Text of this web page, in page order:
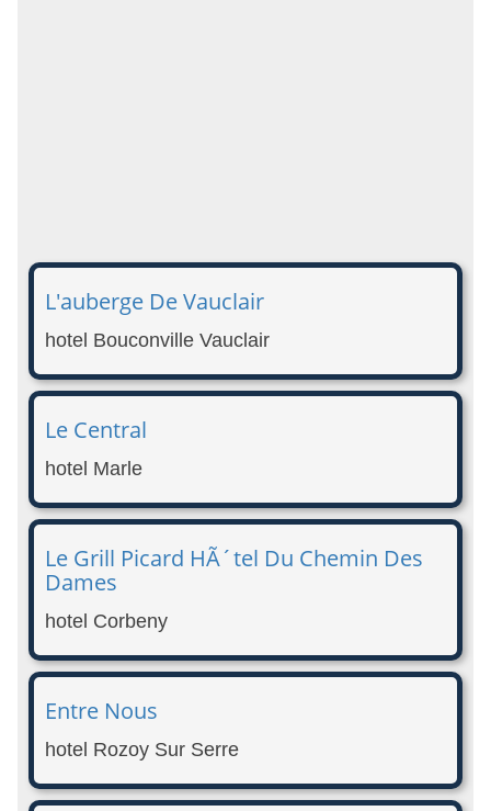
L'auberge De Vauclair
hotel Bouconville Vauclair
Le Central
hotel Marle
Le Grill Picard HÃ´tel Du Chemin Des
Dames
hotel Corbeny
Entre Nous
hotel Rozoy Sur Serre